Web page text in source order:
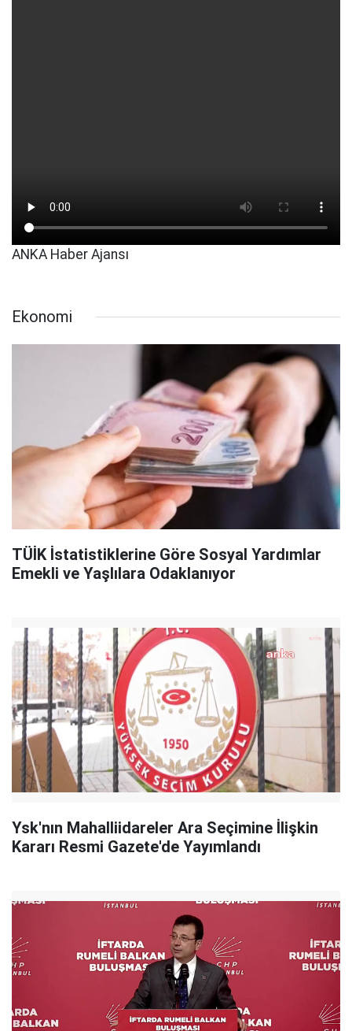
ANKA Haber Ajansı
Ekonomi
TÜİK İstatistiklerine Göre Sosyal Yardımlar
Emekli ve Yaşlılara Odaklanıyor
Ysk'nın Mahalliidareler Ara Seçimine İlişkin
Kararı Resmi Gazete'de Yayımlandı